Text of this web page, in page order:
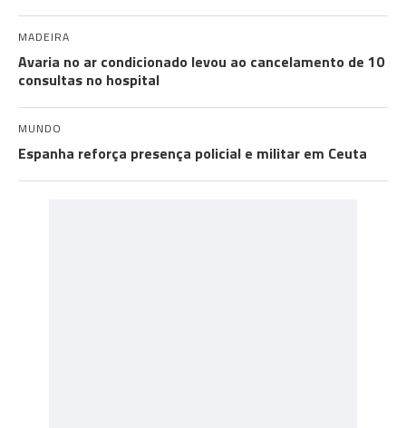
MADEIRA
Avaria no ar condicionado levou ao cancelamento de 10
consultas no hospital
MUNDO
Espanha reforça presença policial e militar em Ceuta